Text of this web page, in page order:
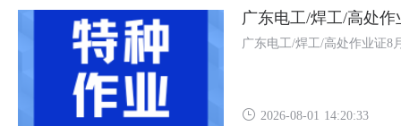
广东电工/焊工/高处
广东电工/焊工/高处作业证8
2026-08-01 14:20:33